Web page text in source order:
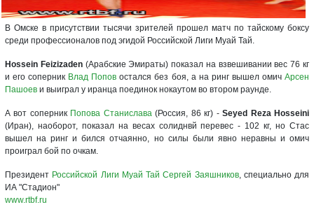
В Омске в присутствии тысячи зрителей прошел матч по тайскому боксу
среди профессионалов под эгидой Российской Лиги Муай Тай.
Hossein Feizizaden(Арабские Эмираты) показал на взвешивании вес 76 кг
и его соперник Влад Попов остался без боя, а на ринг вышел омичАрсен
Пашоев и выиграл у иранца поединок нокаутом во втором раунде.
А вот соперник Попова Станислава(Россия, 86 кг) -Seyed Reza Hosseini
(Иран), наоборот, показал на весах солиднвй перевес - 102 кг, но Стас
вышел на ринг и бился отчаянно, но силы были явно неравны и омич
проиграл бой по очкам.
Президент Российской Лиги Муай Тай Сергей Заяшников, специально для
ИА "Стадион"
www.rtbf.ru